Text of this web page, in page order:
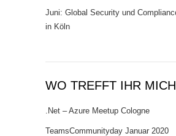
Juni: Global Security und
in Köln
WO TREFFT IHR MICH
.Net – Azure Meetup Cologne
TeamsCommunityday Januar 2020